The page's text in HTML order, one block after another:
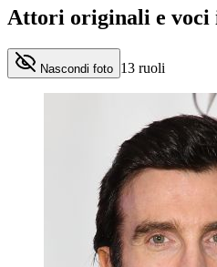
Attori originali e voci
Nascondi foto 13 ruoli